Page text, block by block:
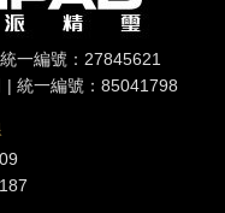
一編號：27845621
| 統一編號：85041798